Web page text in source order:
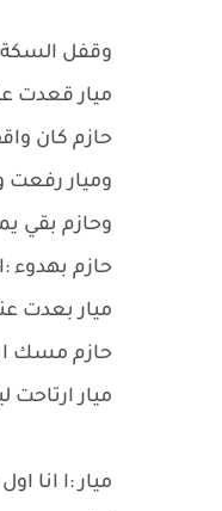
وقفل
ميار قعدت
حازم كان
وميار رفعت
وحازم بقي
حازم بهدوء
ميار بعدت
حازم مسك
ميار ارتاحت
ميار :ا انا